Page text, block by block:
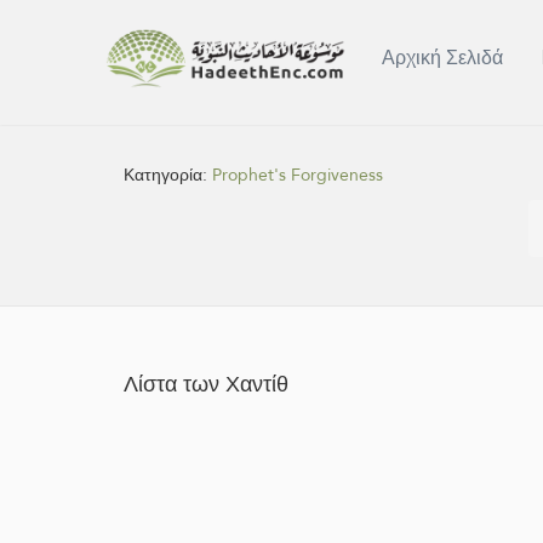
Αρχική Σελιδά
Κατηγορία: Prophet's Forgiveness
Λίστα των Χαντίθ